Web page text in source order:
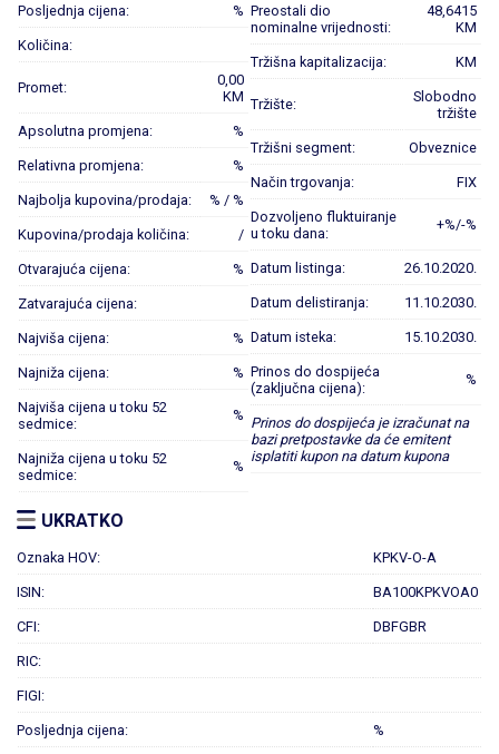
Posljednja cijena: %
Količina:
Promet:
0,00
KM
Apsolutna promjena: %
Relativna promjena: %
Najbolja kupovina/prodaja: % / %
Kupovina/prodaja količina: /
Otvarajuća cijena: %
Zatvarajuća cijena:
Najviša cijena: %
Najniža cijena: %
Najviša cijena u toku 52
sedmice:
%
Najniža cijena u toku 52
sedmice:
%
Preostali dio
nominalne vrijednosti:
48,6415
KM
Tržišna kapitalizacija: KM
Tržište:
Slobodno
tržište
Tržišni segment: Obveznice
Način trgovanja: FIX
Dozvoljeno fluktuiranje
u toku dana:
+%/-%
Datum listinga: 26.10.2020.
Datum delistiranja: 11.10.2030.
Datum isteka: 15.10.2030.
Prinos do dospijeća
(zaključna cijena):
%
Prinos do dospijeća je izračunat na
bazi pretpostavke da će emitent
isplatiti kupon na datum kupona
UKRATKO
Oznaka HOV: KPKV-O-A
ISIN: BA100KPKVOA0
CFI: DBFGBR
RIC:
FIGI:
Posljednja cijena: %